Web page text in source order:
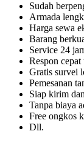
Sudah
Armada
Harga sewa
Barang
Service 24
Respon cepat
Gratis survei
Pemesanan
Siap kirim
Tanpa biaya
Free ongkos
Dll.